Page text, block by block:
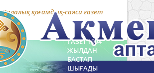
Қалалық қоғамдық-саяси газет
ГАЗЕТ 1994
ЖЫЛДАН
БАСТАП
ШЫҒАДЫ